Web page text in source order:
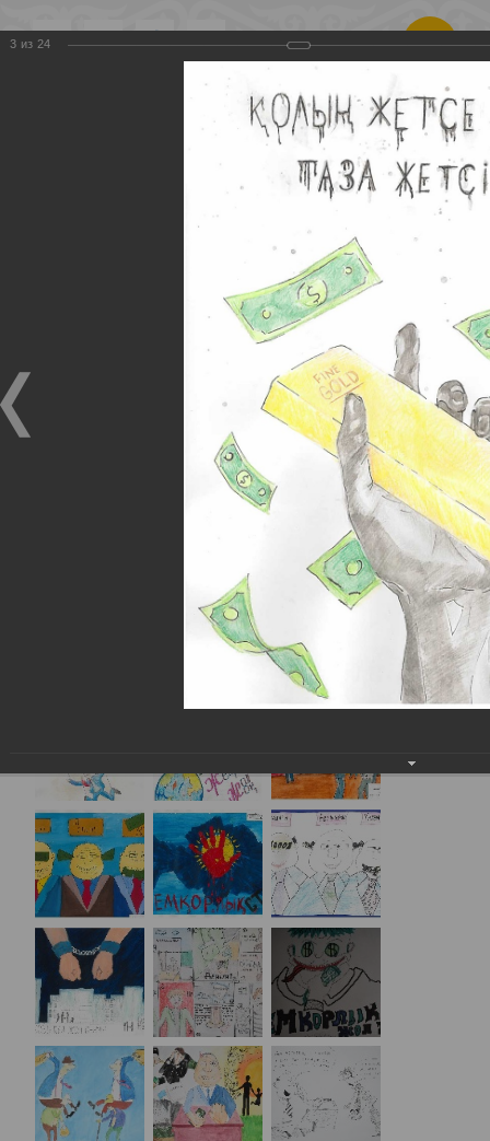
Рус
Республиканское
общественное
объединение
«Общенациональное
движение против
коррупции
«ЖАҢАРУ»
Карикатуры
Фотографии Карикатуры 2017-2022
3 из 24